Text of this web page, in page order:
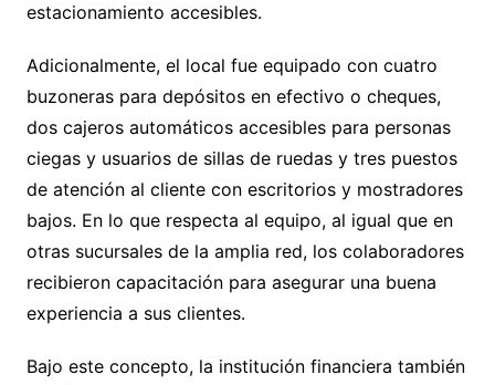
estacionamiento accesibles.
Adicionalmente, el local fue equipado con cuatro
buzoneras para depósitos en efectivo o cheques,
dos cajeros automáticos accesibles para personas
ciegas y usuarios de sillas de ruedas y tres puestos
de atención al cliente con escritorios y mostradores
bajos. En lo que respecta al equipo, al igual que en
otras sucursales de la amplia red, los colaboradores
recibieron capacitación para asegurar una buena
experiencia a sus clientes.
Bajo este concepto, la institución financiera también